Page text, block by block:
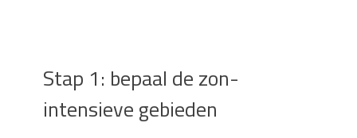
Stap 1: bepaal de zon-
intensieve gebieden